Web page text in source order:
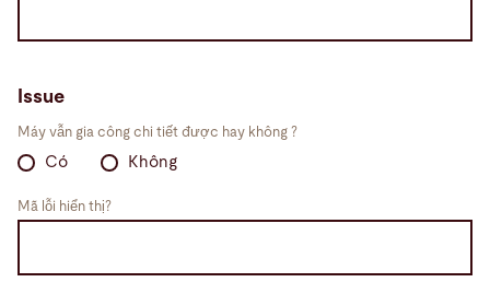
Issue
Máy vẫn gia công chi tiết được hay không ?
Có Không
Mã lỗi hiển thị?
Tem thông tin dữ liệu, số seri trên thân máy